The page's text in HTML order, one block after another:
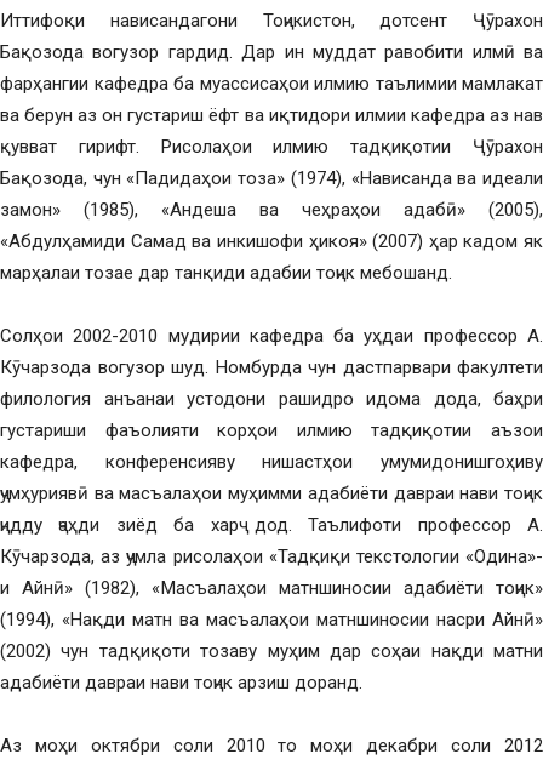
Иттифоқи нависандагони Тоҷикистон, дотсент Ҷӯрахон
Бақозода вогузор гардид. Дар ин муддат равобити илмӣ ва
фарҳангии кафедра ба муассисаҳои илмию таълимии мамлакат
ва берун аз он густариш ёфт ва иқтидори илмии кафедра аз нав
қувват гирифт. Рисолаҳои илмию тадқиқотии Ҷӯрахон
Бақозода, чун «Падидаҳои тоза» (1974), «Нависанда ва идеали
замон» (1985), «Андеша ва чеҳраҳои адабӣ» (2005),
«Абдулҳамиди Самад ва инкишофи ҳикоя» (2007) ҳар кадом як
марҳалаи тозае дар танқиди адабии тоҷик мебошанд.
Солҳои 2002-2010 мудирии кафедра ба уҳдаи профессор А.
Кӯчарзода вогузор шуд. Номбурда чун дастпарвари факултети
филология анъанаи устодони рашидро идома дода, баҳри
густариши фаъолияти корҳои илмию тадқиқотии аъзои
кафедра, конференсияву нишастҳои умумидонишгоҳиву
ҷумҳуриявӣ ва масъалаҳои муҳимми адабиёти давраи нави тоҷик
ҷидду ҷаҳди зиёд ба харҷ дод. Таълифоти профессор А.
Кӯчарзода, аз ҷумла рисолаҳои «Тадқиқи текстологии «Одина»-
и Айнӣ» (1982), «Масъалаҳои матншиносии адабиёти тоҷик»
(1994), «Нақди матн ва масъалаҳои матншиносии насри Айнӣ»
(2002) чун тадқиқоти тозаву муҳим дар соҳаи нақди матни
адабиёти давраи нави тоҷик арзиш доранд.
Аз моҳи октябри соли 2010 то моҳи декабри соли 2012